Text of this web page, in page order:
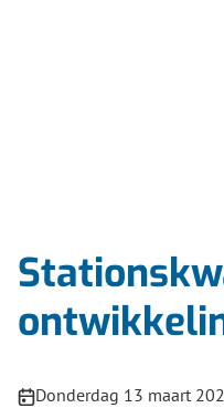
Publicatiedatum:
Donderdag 13 maart